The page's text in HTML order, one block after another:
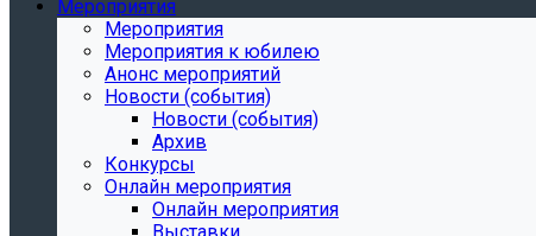
Мероприятия
Мероприятия
Мероприятия к юбилею
Анонс мероприятий
Новости (события)
Новости (события)
Архив
Конкурсы
Онлайн мероприятия
Онлайн мероприятия